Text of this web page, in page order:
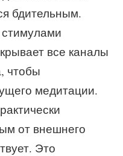
бдительным.
все каналы
чтобы
медитации.
от внешнего
Это